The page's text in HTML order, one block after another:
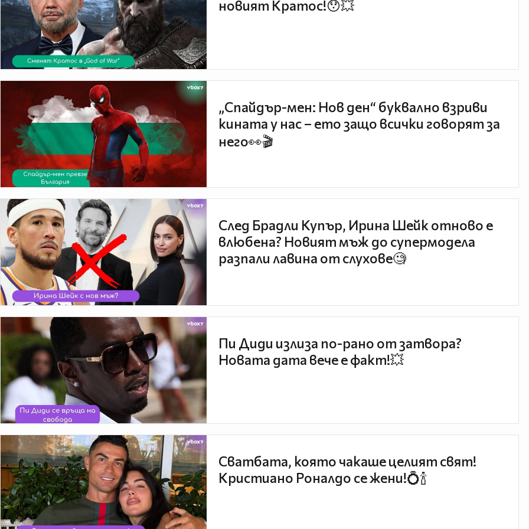
новият Кратос!😯💥
„Спайдър-мен: Нов ден“ буквално взриви
кината у нас – ето защо всички говорят за
него👀🎬
След Брадли Купър, Ирина Шейк отново е
влюбена? Новият мъж до супермодела
разпали лавина от слухове🧐
Пи Диди излиза по-рано от затвора?
Новата дата вече е факт!💥
Сватбата, която чакаше целият свят!
Кристиано Роналдо се жени!💍🍾